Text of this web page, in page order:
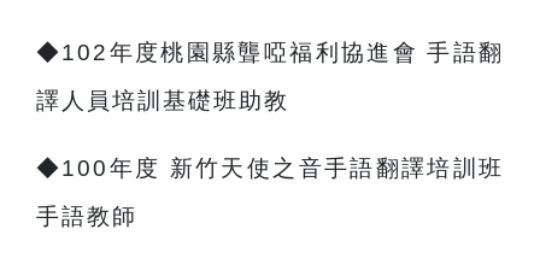
◆102年度桃園縣聾啞福利協進會 手語翻
譯人員培訓基礎班助教
◆100年度 新竹天使之音手語翻譯培訓班
手語教師